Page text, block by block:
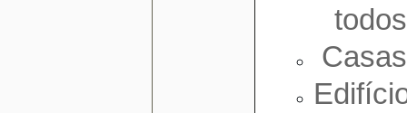
todos
Casas